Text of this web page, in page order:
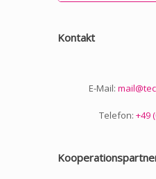
Kontakt
E-Mail:
Telefon:+49